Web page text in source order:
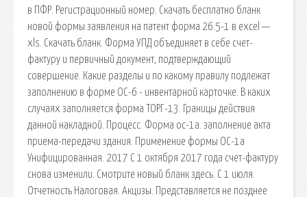
в ПФР. Регистрационный номер. Скачать бесплатно бланк
новой формы заявления на патент форма 26.5-1 в excel —
xls. Скачать бланк. Форма УПД объединяет в себе счет-
фактуру и первичный документ, подтверждающий
совершение. Какие разделы и по какому правилу подлежат
заполнению в форме ОС-6 - инвентарной карточке. В каких
случаях заполняется форма ТОРГ-13. Границы действия
данной накладной. Процесс. Форма ос-1а. заполнение акта
приема-передачи здания. Применение формы ОС-1а
Унифицированная. 2017 С 1 октября 2017 года счет-фактуру
снова изменили. Смотрите новый бланк здесь. С 1 июля.
Отчетность Налоговая. Акцизы. Представляется не позднее